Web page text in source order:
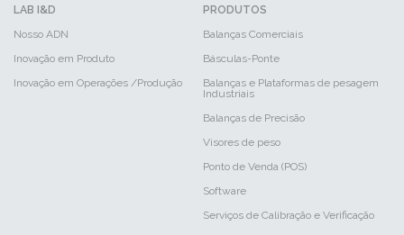
LAB I&D
Nosso ADN
Inovação em Produto
Inovação em Operações /Produção
PRODUTOS
Balanças Comerciais
Básculas-Ponte
Balanças e Plataformas de pesagem
Industriais
Balanças de Precisão
Visores de peso
Ponto de Venda (POS)
Software
Serviços de Calibração e Verificação